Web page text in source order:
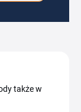
także w